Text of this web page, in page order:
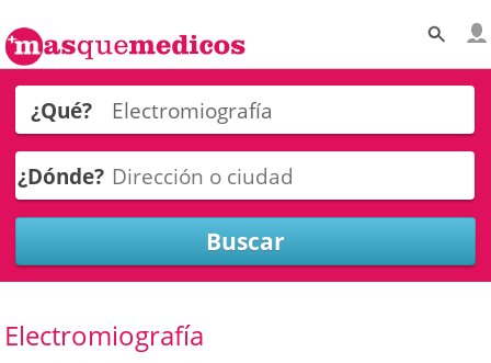
¿Qué?
¿Dónde?
Electromiografía